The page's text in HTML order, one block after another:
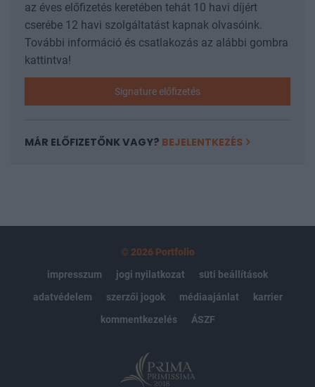
az éves előfizetés keretében tehát 10 havi díjért
cserébe 12 havi szolgáltatást kapnak olvasóink.
További információ és csatlakozás az alábbi gombra
kattintva!
Signature előfizetés
MÁR ELŐFIZETŐNK VAGY? BEJELENTKEZÉS
© 2026 Portfolio
impresszum
jogi nyilatkozat
süti beállítások
adatvédelem
szerzői jogok médiaajánlat
karrier
kommentkezelés
ÁSZF